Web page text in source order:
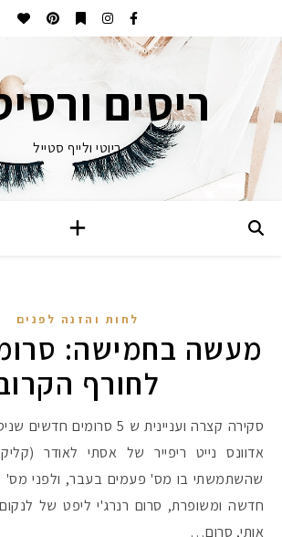
ריסים
ביוטי ולייף סטייל
לחות והזנה לפנים
מעשה בחמישה:
לחורף
סקירה קצרה ועניינית ש 5 סרומים חדשים שניסיתי לאחרונה: סרום
אדוונס נייט ריפייר של אסתי לאודר
שהשתמשתי בו מס' פעמים בעבר, ולפני מס'
חדשה ומשופרת, סרום רנרג'י ליפט של
אותי, סרום…